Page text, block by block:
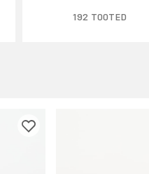
192 TOOTED